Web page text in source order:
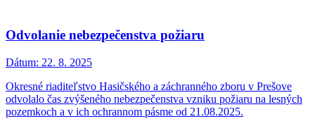
Odvolanie nebezpečenstva požiaru
Dátum: 22. 8. 2025
Okresné riaditeľstvo Hasičského a záchranného zboru v Prešove
odvolalo čas zvýšeného nebezpečenstva vzniku požiaru na lesných
pozemkoch a v ich ochrannom pásme od 21.08.2025.